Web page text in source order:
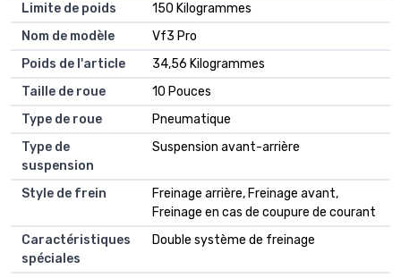
Limite de poids
150 Kilogrammes
Nom de modèle
Vf3 Pro
Poids de l'article
34,56 Kilogrammes
Taille de roue
10 Pouces
Type de roue
Pneumatique
Type de
suspension
Suspension avant-arrière
Style de frein
Freinage arrière, Freinage avant,
Freinage en cas de coupure de courant
Caractéristiques
spéciales
Double système de freinage